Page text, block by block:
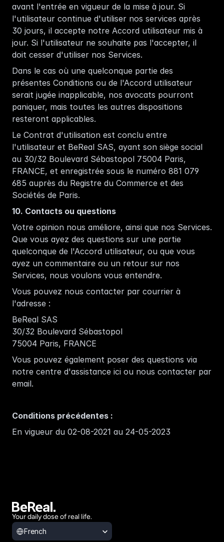
avant l'entrée en vigueur de la mise à jour. Si
l'utilisateur continue d'utiliser nos services après
30 jours, il accepte notre Accord utilisateur mis à
jour. Si l'utilisateur ne souhaite pas l'accepter, il
doit cesser d'utiliser nos Services.
Dans le cas où une quelconque partie des
présentes Conditions ou de l'Accord utilisateur
serait jugée inapplicable, nos avocats pourront
paniquer, mais toutes les autres dispositions
resteront applicables.
Le Contrat d'utilisation est conclu entre
l'utilisateur et BeReal SAS, ayant son siège social
au 30/32 Boulevard Sébastopol 75004 Paris,
FRANCE, et enregistrée sous le numéro 881 079
685 auprès du Registre du Commerce et des
Sociétés de Paris.
10. Contacts ou questions
Votre opinion nous améliore, ainsi que nos Services.
Que vous ayez des questions sur une partie
quelconque de l'Accord utilisateur, ou que vous
ayez un commentaire ou un retour sur nos
Services, nous voulons vous entendre.
Vous pouvez nous contacter par courrier à
l'adresse :
BeReal SAS
30/32 Boulevard Sébastopol
75004 Paris, FRANCE
Vous pouvez également poser des questions via
notre centre d'assistance ici
email.
Conditions précédentes :
En vigueur du 02-08-2021 au 24-05-2023
Your daily dose of real life.
Select Language
French